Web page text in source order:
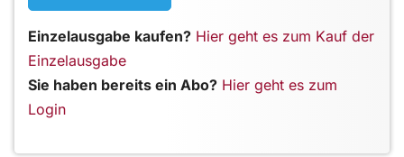
Einzelausgabe kaufen? Hier geht es zum Kauf der
Einzelausgabe
Sie haben bereits ein Abo? Hier geht es zum
Login